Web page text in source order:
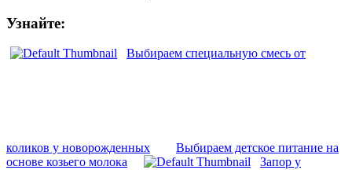
Узнайте:
Выбираем специальную смесь от
коликов у новорожденных
Выбираем детское питание на
основе козьего молока
Запор у